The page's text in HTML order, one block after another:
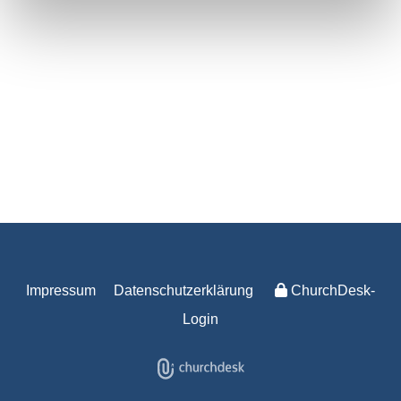
Impressum Datenschutzerklärung
ChurchDesk-
Login